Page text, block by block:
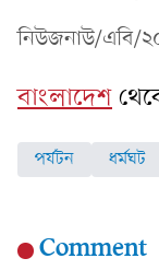
নিউজনাউ/এবি/
বাংলাদেশ
পর্যটন ধর্মঘট
Comment